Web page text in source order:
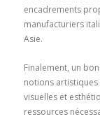
encadrements
manufacturiers
Asie.
Finalement, un
notions
visuelles et
ressources